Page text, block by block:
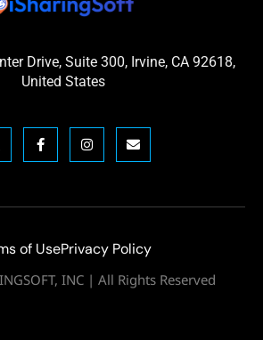
Drive, Suite 300, Irvine, CA 92618,
United States
of UsePrivacy Policy
INC | All Rights Reserved